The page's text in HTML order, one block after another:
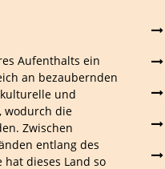
Aufenthalts ein
an bezaubernden
und
wodurch die
Zwischen
entlang des
hat dieses Land so